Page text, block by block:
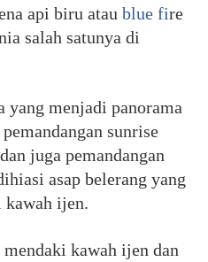
api biru atau blue fire
salah satunya di
yang menjadi panorama
sunrise
juga pemandangan
asap belerang yang
kawah ijen.
kawah ijen dan